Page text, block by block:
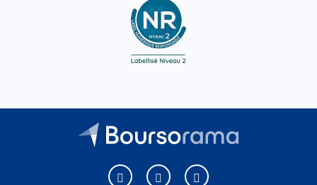
Boursorama sur Facebook
Boursorama sur XBoursorama sur